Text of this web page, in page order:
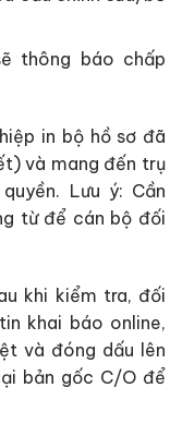
thông báo chấp
in bộ hồ sơ đã
và mang đến trụ
Lưu ý: Cần
từ để cán bộ đối
khi kiểm tra, đối
khai báo online,
và đóng dấu lên
bản gốc C/O để